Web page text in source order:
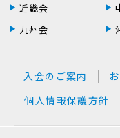
近畿会
九州会
入会のご案内
個人情報保護方針